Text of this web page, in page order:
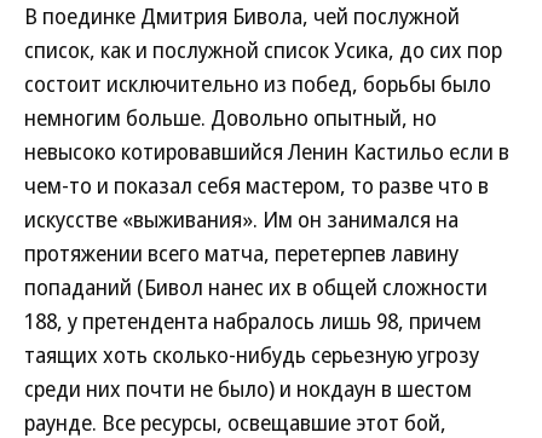
В поединке Дмитрия Бивола, чей послужной
список, как и послужной список Усика, до сих пор
состоит исключительно из побед, борьбы было
немногим больше. Довольно опытный, но
невысоко котировавшийся Ленин Кастильо если в
чем-то и показал себя мастером, то разве что в
искусстве «выживания». Им он занимался на
протяжении всего матча, перетерпев лавину
попаданий (Бивол нанес их в общей сложности
188, у претендента набралось лишь 98, причем
таящих хоть сколько-нибудь серьезную угрозу
среди них почти не было) и нокдаун в шестом
раунде. Все ресурсы, освещавшие этот бой,